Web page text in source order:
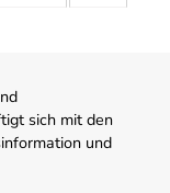
sich mit den
und